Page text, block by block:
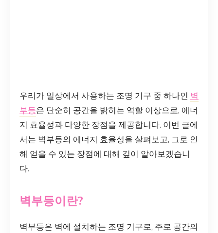
우리가 일상에서 사용하는 조명 기구 중 하나인 벽
부등은 단순히 공간을 밝히는 역할 이상으로, 에너
지 효율성과 다양한 장점을 제공합니다. 이번 글에
서는 벽부등의 에너지 효율성을 살펴보고, 그로 인
해 얻을 수 있는 장점에 대해 깊이 알아보겠습니
다.
벽부등이란?
벽부등은 벽에 설치하는 조명 기구로, 주로 공간의